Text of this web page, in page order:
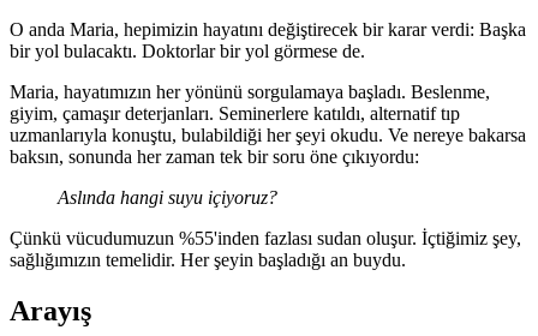
O anda Maria, hepimizin hayatını değiştirecek bir karar verdi: Başka
bir yol bulacaktı. Doktorlar bir yol görmese de.
Maria, hayatımızın her yönünü sorgulamaya başladı. Beslenme,
giyim, çamaşır deterjanları. Seminerlere katıldı, alternatif tıp
uzmanlarıyla konuştu, bulabildiği her şeyi okudu. Ve nereye bakarsa
baksın, sonunda her zaman tek bir soru öne çıkıyordu:
Aslında hangi suyu içiyoruz?
Çünkü vücudumuzun %55'inden fazlası sudan oluşur. İçtiğimiz şey,
sağlığımızın temelidir. Her şeyin başladığı an buydu.
Arayış